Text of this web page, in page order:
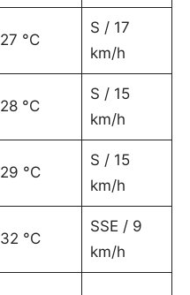
27 °C
S / 17
km/h
28 °C
S / 15
km/h
29 °C
S / 15
km/h
32 °C
SSE / 9
km/h